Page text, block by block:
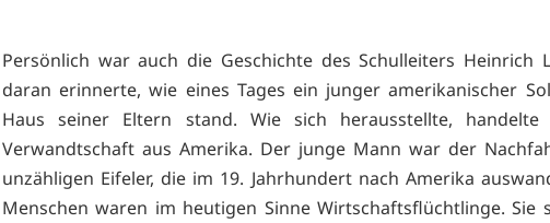
Persönlich war auch die Geschichte des Schulleiters Heinrich
daran erinnerte, wie eines Tages ein junger amerikanischer
Haus seiner Eltern stand. Wie sich herausstellte,
Verwandtschaft aus Amerika. Der junge Mann war der
unzähligen Eifeler, die im 19. Jahrhundert nach Amerika
Menschen waren im heutigen Sinne Wirtschaftsflüchtlinge. Sie